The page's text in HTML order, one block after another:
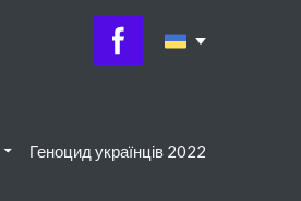
Геноцид українців 2022